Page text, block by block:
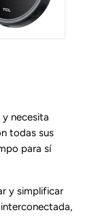
necesita
todas sus
para sí
y simplificar